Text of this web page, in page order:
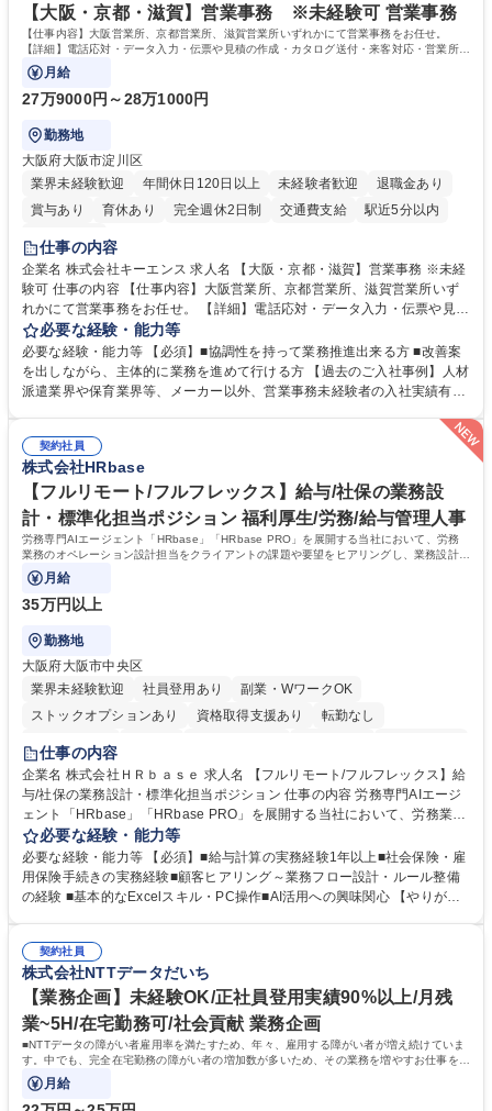
リモート可
ち長期活躍できる環境です。 「これまでの幅広い経験を活かし、長期的な
キャリアを築きたい」という前向きな意欲と挑戦を全力で応援します。 学
歴・資格 学歴：大学院 大学 高専 短大 専修学校 高校 語学力： 資格：日商
簿記検定1級 日商簿記検定2級 日商簿記検定3級
【大阪・京都・滋賀】営業事務 ※未経験可 営業事務
【仕事内容】大阪営業所、京都営業所、滋賀営業所いずれかにて営業事務をお任せ。
【詳細】電話応対・データ入力・伝票や見積の作成・カタログ送付・来客対応・営業所内
で発生する事務業務や業務改善をお任せ。
月給
27万9000円～28万1000円
勤務地
大阪府大阪市淀川区
業界未経験歓迎
年間休日120日以上 未経験者歓迎
退職金あり
賞与あり
育休あり 完全週休2日制 交通費支給
駅近5分以内
土日祝休み
仕事の内容
企業名 株式会社キーエンス 求人名 【大阪・京都・滋賀】営業事務 ※未経
験可 仕事の内容 【仕事内容】大阪営業所、京都営業所、滋賀営業所いず
れかにて営業事務をお任せ。 【詳細】電話応対・データ入力・伝票や見積
の作成・カタログ送付・来客対応・営業所内で発生する事務業務や業務改
善をお任せ。 【教育制度】ご入社後、育成担当とペアになりながらOJTに
て業務を覚えていただくことが可能です。業務システムがきちんと構築さ
れているため、スムーズに仕事に慣れることができる環境です。また、
常に改善を目指す風土のため、安心して業務に取り組んでいただけます。
募集職種 【大阪・京都・滋賀】営業事務 ※未経験可
必要な経験・能力等
必要な経験・能力等 【必須】■協調性を持って業務推進出来る方 ■改善案
を出しながら、主体的に業務を進めて行ける方 【過去のご入社事例】人材
派遣業界や保育業界等、メーカー以外、営業事務未経験者の入社実績有
により、キーエンスの付加価値向上に貢献します。ベースの定型業務に加
えて、お客様や社員の状況に合わせ、能動的なサポート、改善の動きも期
待され。組織を支えるスペシャリストとして、チームに貢献し、結果的に
社員から頼られる存在になることができます。平均19:30の退勤以降の業
務の持ち帰りも禁止されており、メリハリのある働き方となります。 学
歴・資格 学歴：大学院 大学 高専 短大 語学力： 資格：
契約社員
株式会社HRbase
【フルリモート/フルフレックス】給与/社保の業務設
計・標準化担当ポジション 福利厚生/労務/給与管理人事
労務専門AIエージェント「HRbase」「HRbase PRO」を展開する当社において、労務
業務のオペレーション設計担当をクライアントの課題や要望をヒアリングし、業務設計や
システム設定へと落とし込むポジションです。
月給
35万円以上
勤務地
大阪府大阪市中央区
業界未経験歓迎
社員登用あり
副業・WワークOK
ストックオプションあり
資格取得支援あり
転勤なし
時短勤務あり
服装自由
仕事の内容
企業名 株式会社ＨＲｂａｓｅ 求人名 【フルリモート/フルフレックス】給
与/社保の業務設計・標準化担当ポジション 仕事の内容 労務専門AIエージ
ェント「HRbase」「HRbase PRO」を展開する当社において、労務業務
のオペレーション設計担当をクライアントの課題や要望をヒアリングし、
業務設計やシステム設定へと落とし込むポジションです。 【具体的に
は】・業務オペレーション設計（要件定義/顧客ヒアリング/業務オペレー
ションの洗い出し、ルール整備、システム設定) ・業務マニュアル作成、
（年調等の年次業務など） 募集職種 【フルリモート/フルフレックス】給
与/社保の業務設計・標準化担当ポジション
必要な経験・能力等
必要な経験・能力等 【必須】■給与計算の実務経験1年以上■社会保険・雇
用保険手続きの実務経験■顧客ヒアリング～業務フロー設計・ルール整備
の経験 ■基本的なExcelスキル・PC操作■AI活用への興味関心 【やりが
る設計にとどまらず、ご自身が現場のエキスパートとしてオペレーション
を実行する機会もあり、実務と改善の両面でスキルを発揮できる環境で
す。 学歴・資格 学歴：大学院 大学 高専 短大 専修学校 高校 語学力： 資
格：
契約社員
株式会社NTTデータだいち
【業務企画】未経験OK/正社員登用実績90%以上/月残
業~5H/在宅勤務可/社会貢献 業務企画
■NTTデータの障がい者雇用率を満たすため、年々、雇用する障がい者が増え続けていま
す。中でも、完全在宅勤務の障がい者の増加数が多いため、その業務を増やすお仕事を担
っていただきます。
月給